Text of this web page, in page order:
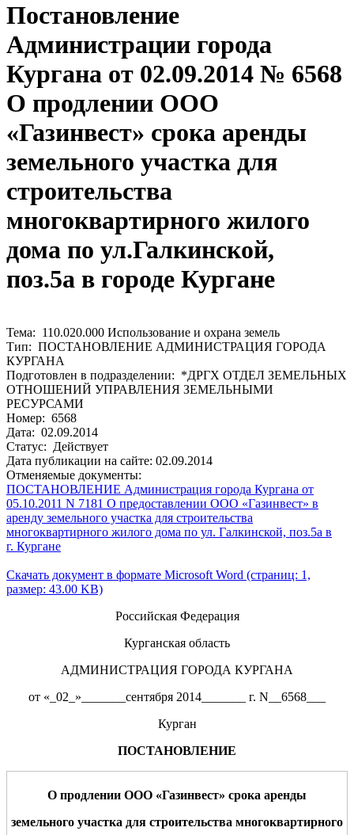
Постановление
Администрации города
Кургана от 02.09.2014 № 6568
О продлении ООО
«Газинвест» срока аренды
земельного участка для
строительства
многоквартирного жилого
дома по ул.Галкинской,
поз.5а в городе Кургане
Тема: 110.020.000 Использование и охрана земель
Тип: ПОСТАНОВЛЕНИЕ АДМИНИСТРАЦИЯ ГОРОДА
КУРГАНА
Подготовлен в подразделении: *ДРГХ ОТДЕЛ ЗЕМЕЛЬНЫХ
ОТНОШЕНИЙ УПРАВЛЕНИЯ ЗЕМЕЛЬНЫМИ
РЕСУРСАМИ
Номер: 6568
Дата: 02.09.2014
Статус: Действует
Дата публикации на сайте: 02.09.2014
Отменяемые документы:
ПОСТАНОВЛЕНИЕ Администрация города Кургана от
05.10.2011 N 7181 О предоставлении ООО «Газинвест» в
аренду земельного участка для строительства
многоквартирного жилого дома по ул. Галкинской, поз.5а в
г. Кургане
Скачать документ в формате Microsoft Word (страниц: 1,
размер: 43.00 KB)
Российская Федерация
Курганская область
АДМИНИСТРАЦИЯ ГОРОДА КУРГАНА
от «_02_»_______сентября 2014_______ г. N__6568___
Курган
ПОСТАНОВЛЕНИЕ
О продлении ООО «Газинвест» срока аренды
земельного участка для строительства многоквартирного